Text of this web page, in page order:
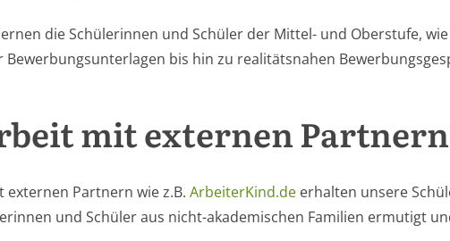
die Schülerinnen und Schüler der Mittel- und Oberstufe,
Bewerbungsunterlagen bis hin zu realitätsnahen
mit externen Partnern
Partnern wie z.B. ArbeiterKind.de erhalten unsere
und Schüler aus nicht-akademischen Familien ermutigt